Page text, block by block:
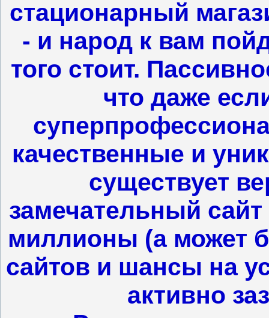
стационарный
- и народ к вам
того стоит.
что даже
качественные и
существует
замечательный сайт
миллионы (а может
сайтов и шансы на
активно